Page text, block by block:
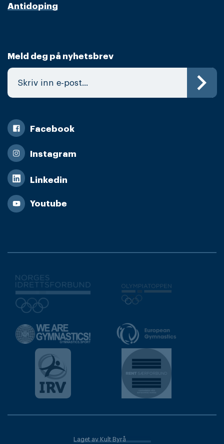
Antidoping
Meld deg på nyhetsbrev
Facebook
Instagram
Linkedin
Youtube
Laget av Kult Byrå